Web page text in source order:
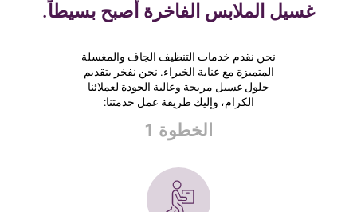
غسيل الملابس الفاخرة أصبح بسيطاً.
نحن نقدم خدمات التنظيف الجاف والمغسلة
المتميزة مع عناية الخبراء. نحن نفخر بتقديم
حلول غسيل مريحة وعالية الجودة لعملائنا
الكرام، وإليك طريقة عمل خدمتنا:
الخطوة 1